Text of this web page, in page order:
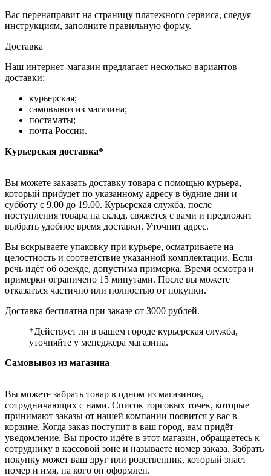
Вас перенаправит на страницу платежного сервиса, следуя
инструкциям, заполните правильную форму.
Доставка
Наш интернет-магазин предлагает несколько вариантов
доставки:
курьерская;
самовывоз из магазина;
постаматы;
почта России.
Курьерская доставка*
Вы можете заказать доставку товара с помощью курьера,
который прибудет по указанному адресу в будние дни и
субботу с 9.00 до 19.00. Курьерская служба, после
поступления товара на склад, свяжется с вами и предложит
выбрать удобное время доставки. Уточнит адрес.
Вы вскрываете упаковку при курьере, осматриваете на
целостность и соответствие указанной комплектации. Если
речь идёт об одежде, допустима примерка. Время осмотра и
примерки ограничено 15 минутами. После вы можете
отказаться частично или полностью от покупки.
Доставка бесплатна при заказе от 3000 рублей.
*Действует ли в вашем городе курьерская служба,
уточняйте у менеджера магазина.
Самовывоз из магазина
Вы можете забрать товар в одном из магазинов,
сотрудничающих с нами. Список торговых точек, которые
принимают заказы от нашей компании появится у вас в
корзине. Когда заказ поступит в ваш город, вам придёт
уведомление. Вы просто идёте в этот магазин, обращаетесь к
сотруднику в кассовой зоне и называете номер заказа. Забрать
покупку может ваш друг или родственник, который знает
номер и имя, на кого он оформлен.